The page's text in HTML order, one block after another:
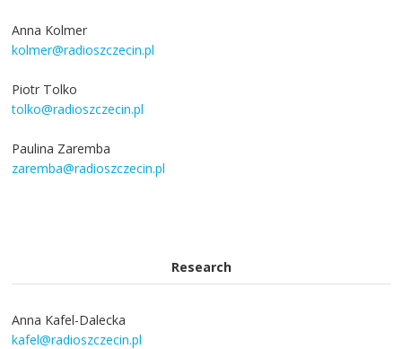
Anna Kolmer
kolmer@radioszczecin.pl
Piotr Tolko
tolko@radioszczecin.pl
Paulina Zaremba
zaremba@radioszczecin.pl
Research
Anna Kafel-Dalecka
kafel@radioszczecin.pl